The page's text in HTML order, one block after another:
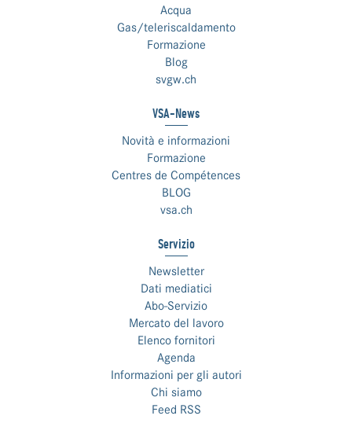
Acqua
Gas/teleriscaldamento
Formazione
Blog
svgw.ch
VSA-News
Novità e informazioni
Formazione
Centres de Compétences
BLOG
vsa.ch
Servizio
Newsletter
Dati mediatici
Abo-Servizio
Mercato del lavoro
Elenco fornitori
Agenda
Informazioni per gli autori
Chi siamo
Feed RSS